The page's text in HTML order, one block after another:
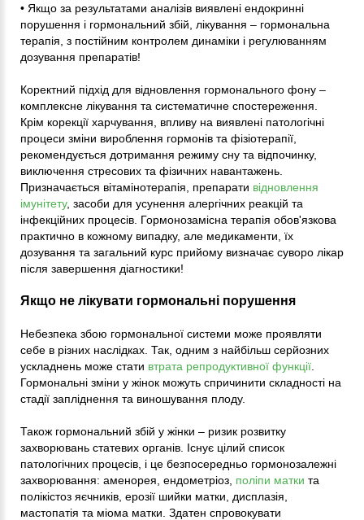
• Якщо за результатами аналізів виявлені ендокринні
порушення і гормональний збій, лікування – гормональна
терапія, з постійним контролем динаміки і регулюванням
дозування препаратів!
Коректний підхід для відновлення гормонального фону –
комплексне лікування та систематичне спостереження.
Крім корекції харчування, впливу на виявлені патологічні
процеси зміни вироблення гормонів та фізіотерапії,
рекомендується дотримання режиму сну та відпочинку,
виключення стресових та фізичних навантажень.
Призначається вітамінотерапія, препарати відновлення
імунітету, засоби для усунення алергічних реакцій та
інфекційних процесів. Гормонозамісна терапія обов'язкова
практично в кожному випадку, але медикаменти, їх
дозування та загальний курс прийому визначає суворо лікар
після завершення діагностики!
Якщо не лікувати гормональні порушення
Небезпека збою гормональної системи може проявляти
себе в різних наслідках. Так, одним з найбільш серйозних
ускладнень може стати втрата репродуктивної функції
Гормональні зміни у жінок можуть спричинити складності на
стадії запліднення та виношування плоду.
Також гормональний збій у жінки – ризик розвитку
захворювань статевих органів. Існує цілий список
патологічних процесів, і це безпосередньо гормонозалежні
захворювання: аменорея, ендометріоз, поліпи матки та
полікістоз яєчників, ерозії шийки матки, дисплазія,
мастопатія та міома матки. Здатен спровокувати